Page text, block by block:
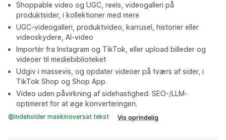
Shoppable video og UGC, reels, videogalleri på
produktsider, i kollektioner med mere
UGC-videogalleri, produktvideo, karrusel, historier eller
videoskydere, AI-video
Importér fra Instagram og TikTok, eller upload billeder og
videoer til mediebiblioteket
Udgiv i massevis, og opdater videoer på tværs af sider, i
TikTok Shop og Shop App.
Video uden påvirkning af sidehastighed. SEO-/LLM-
optimeret for at øge konverteringen.
Indeholder maskinoversat tekst Vis oprindelig